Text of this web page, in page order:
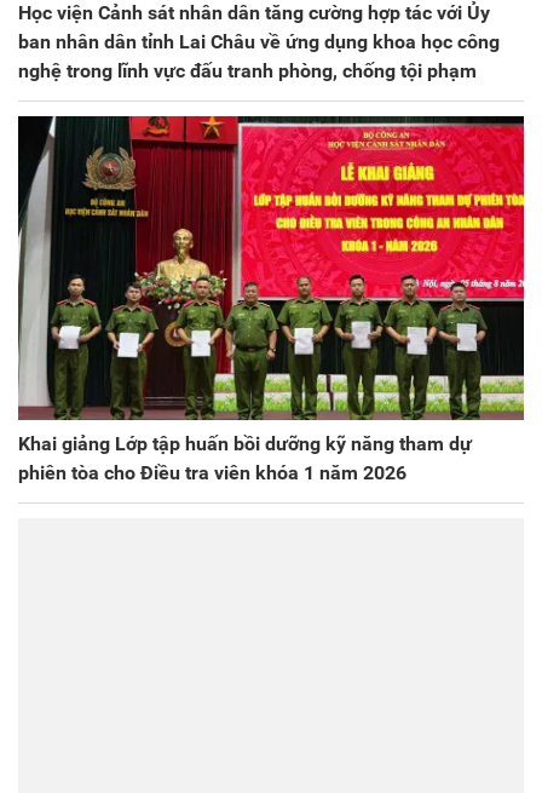
Học viện Cảnh sát nhân dân tăng cường hợp tác với Ủy
ban nhân dân tỉnh Lai Châu về ứng dụng khoa học công
nghệ trong lĩnh vực đấu tranh phòng, chống tội phạm
Khai giảng Lớp tập huấn bồi dưỡng kỹ năng tham dự
phiên tòa cho Điều tra viên khóa 1 năm 2026